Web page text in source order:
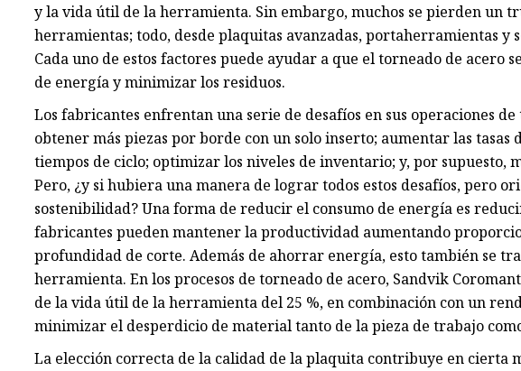
y la vida útil de la herramienta. Sin embargo, muchos se pierden un
herramientas; todo, desde plaquitas avanzadas, portaherramientas y
Cada uno de estos factores puede ayudar a que el torneado de acero
de energía y minimizar los residuos.
Los fabricantes enfrentan una serie de desafíos en sus operaciones
obtener más piezas por borde con un solo inserto; aumentar las
tiempos de ciclo; optimizar los niveles de inventario; y, por supuesto,
Pero, ¿y si hubiera una manera de lograr todos estos desafíos, pero
sostenibilidad? Una forma de reducir el consumo de energía es
fabricantes pueden mantener la productividad aumentando
profundidad de corte. Además de ahorrar energía, esto también se
herramienta. En los procesos de torneado de acero, Sandvik
de la vida útil de la herramienta del 25 %, en combinación con un
minimizar el desperdicio de material tanto de la pieza de trabajo
La elección correcta de la calidad de la plaquita contribuye en cierta